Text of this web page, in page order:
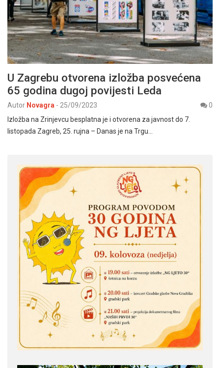
U Zagrebu otvorena izložba posvećena
65 godina dugoj povijesti Leda
Autor Novagra - 25/09/2023
0
Izložba na Zrinjevcu besplatna je i otvorena za javnost do 7.
listopada Zagreb, 25. rujna – Danas je na Trgu…